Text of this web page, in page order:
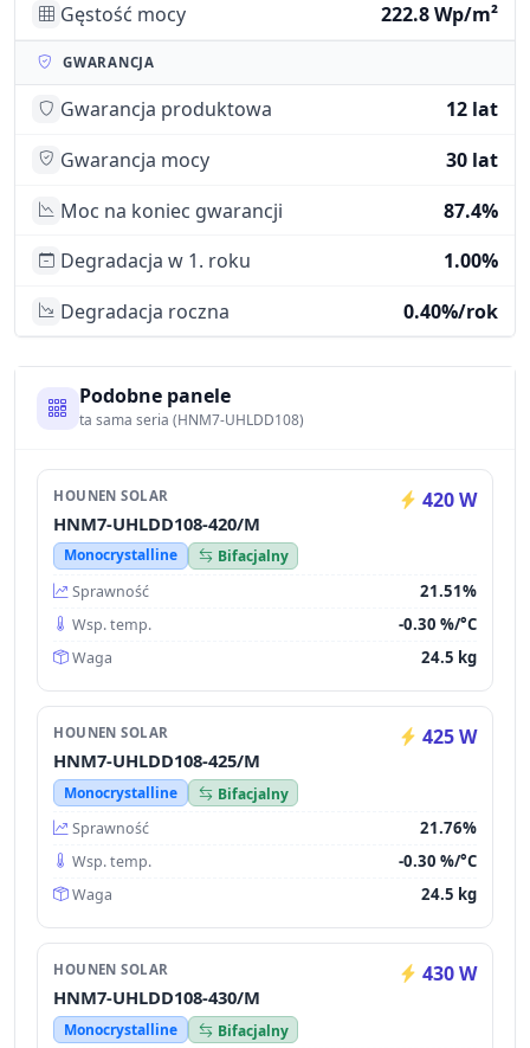
Gęstość mocy
222.8 Wp/m²
GWARANCJA
Gwarancja produktowa
12 lat
Gwarancja mocy
30 lat
Moc na koniec gwarancji
87.4%
Degradacja w 1. roku
1.00%
Degradacja roczna
0.40%/rok
Podobne panele
ta sama seria (HNM7-UHLDD108)
HOUNEN SOLAR 420 W
HNM7-UHLDD108-420/M
Monocrystalline
Bifacjalny
Sprawność
21.51%
Wsp. temp. -0.30 %/°C
Waga 24.5 kg
HOUNEN SOLAR 425 W
HNM7-UHLDD108-425/M
Monocrystalline
Bifacjalny
Sprawność
21.76%
Wsp. temp. -0.30 %/°C
Waga 24.5 kg
HOUNEN SOLAR 430 W
HNM7-UHLDD108-430/M
Monocrystalline
Bifacjalny